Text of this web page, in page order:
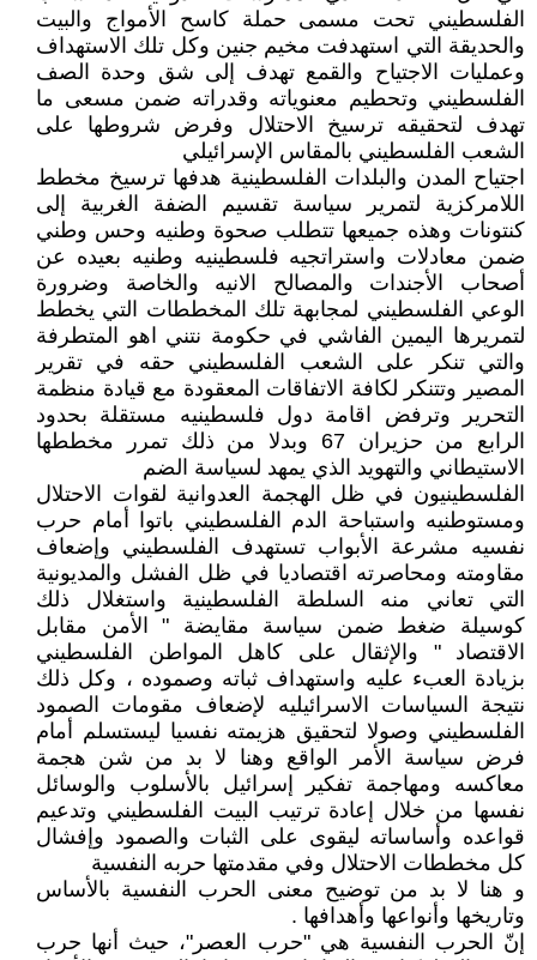
الفلسطيني تحت مسمى حملة كاسح الأمواج والبيت
والحديقة التي استهدفت مخيم جنين وكل تلك الاستهداف
وعمليات الاجتياح والقمع تهدف إلى شق وحدة الصف
الفلسطيني وتحطيم معنوياته وقدراته ضمن مسعى ما
تهدف لتحقيقه ترسيخ الاحتلال وفرض شروطها على
الشعب الفلسطيني بالمقاس الإسرائيلي
اجتياح المدن والبلدات الفلسطينية هدفها ترسيخ مخطط
اللامركزية لتمرير سياسة تقسيم الضفة الغربية إلى
كنتونات وهذه جميعها تتطلب صحوة وطنيه وحس وطني
ضمن معادلات واستراتجيه فلسطينيه وطنيه بعيده عن
أصحاب الأجندات والمصالح الانيه والخاصة وضرورة
الوعي الفلسطيني لمجابهة تلك المخططات التي يخطط
لتمريرها اليمين الفاشي في حكومة نتني اهو المتطرفة
والتي تنكر على الشعب الفلسطيني حقه في تقرير
المصير وتتنكر لكافة الاتفاقات المعقودة مع قيادة منظمة
التحرير وترفض اقامة دول فلسطينيه مستقلة بحدود
الرابع من حزيران 67 وبدلا من ذلك تمرر مخططها
الاستيطاني والتهويد الذي يمهد لسياسة الضم
الفلسطينيون في ظل الهجمة العدوانية لقوات الاحتلال
ومستوطنيه واستباحة الدم الفلسطيني باتوا أمام حرب
نفسيه مشرعة الأبواب تستهدف الفلسطيني وإضعاف
مقاومته ومحاصرته اقتصاديا في ظل الفشل والمديونية
التي تعاني منه السلطة الفلسطينية واستغلال ذلك
كوسيلة ضغط ضمن سياسة مقايضة " الأمن مقابل
الاقتصاد " والإثقال على كاهل المواطن الفلسطيني
بزيادة العبء عليه واستهداف ثباته وصموده ، وكل ذلك
نتيجة السياسات الاسرائيليه لإضعاف مقومات الصمود
الفلسطيني وصولا لتحقيق هزيمته نفسيا ليستسلم أمام
فرض سياسة الأمر الواقع وهنا لا بد من شن هجمة
معاكسه ومهاجمة تفكير إسرائيل بالأسلوب والوسائل
نفسها من خلال إعادة ترتيب البيت الفلسطيني وتدعيم
قواعده وأساساته ليقوى على الثبات والصمود وإفشال
كل مخططات الاحتلال وفي مقدمتها حربه النفسية
و هنا لا بد من توضيح معنى الحرب النفسية بالأساس
وتاريخها وأنواعها وأهدافها .
إنّ الحرب النفسية هي "حرب العصر"، حيث أنها حرب